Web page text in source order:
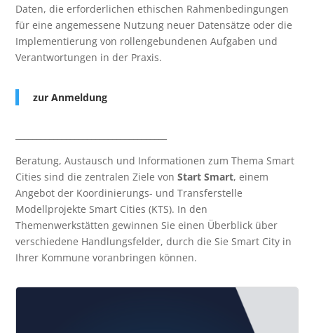
Daten, die erforderlichen ethischen Rahmenbedingungen
für eine angemessene Nutzung neuer Datensätze oder die
Implementierung von rollengebundenen Aufgaben und
Verantwortungen in der Praxis.
zur Anmeldung
Beratung, Austausch und Informationen zum Thema Smart
Cities sind die zentralen Ziele vonStart Smart, einem
Angebot der Koordinierungs- und Transferstelle
Modellprojekte Smart Cities (KTS). In den
Themenwerkstätten gewinnen Sie einen Überblick über
verschiedene Handlungsfelder, durch die Sie Smart City in
Ihrer Kommune voranbringen können.